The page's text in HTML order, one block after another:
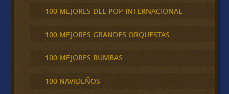
100 MEJORES DEL POP INTERNACIONAL
100 MEJORES GRANDES ORQUESTAS
100 MEJORES RUMBAS
100 NAVIDEÑOS